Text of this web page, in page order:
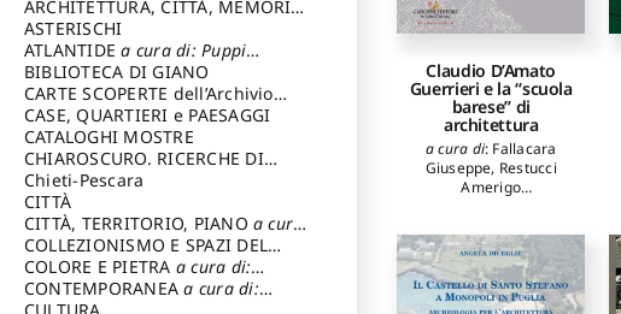
Claudio D’Amato
Guerrieri e la “scuola
barese” di
architettura
a cura di: Fallacara
Giuseppe, Restucci
Amerigo
Amerigo,Cupertino
Francesco Di Sciascio
Eugenio,Ruggiero
Umberto,Portoghesi
cura di: Lenci Ruggero
ARCHITETTURA, CITTÀ, MEMORIA
a cura di: Valeriani Enrico
ASTERISCHI
ATLANTIDEa cura di: Puppi
Lionello
BIBLIOTECA DI GIANO
CARTE SCOPERTE dell’Archivio
Storico Capitolino
CASE, QUARTIERI e PAESAGGI
CATALOGHI MOSTRE
CHIAROSCURO. RICERCHE DI
STORIA E STORIA DELL'ARTE
cura di: Di Carpegna Falconieri
Tommaso
Chieti-Pescara
CITTÀ
CITTÀ, TERRITORIO, PIANO a cura
di: Imbesi Giuseppe
COLLEZIONISMO E SPAZI DEL
COLLEZIONISMO a cura di:
Magnani Lauro
COLORE E PIETRA a cura di:
Selvaggi Giuseppe
CONTEMPORANEAa cura di: